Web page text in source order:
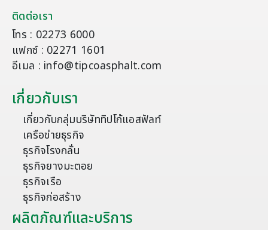
ติดต่อเรา
โทร : 02273 6000
แฟกซ์ : 02271 1601
อีเมล : info@tipcoasphalt.com
เกี่ยวกับเรา
เกี่ยวกับกลุ่มบริษัททิปโก้แอสฟัลท์
เครือข่ายธุรกิจ
ธุรกิจโรงกลั่น
ธุรกิจยางมะตอย
ธุรกิจเรือ
ธุรกิจก่อสร้าง
ผลิตภัณฑ์และบริการ